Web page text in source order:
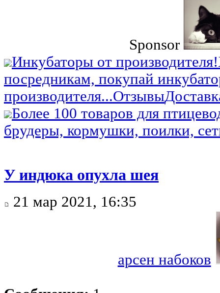
Sponsor
Инкубаторы от производителя!
посредникам, покупай
производителя...Отзывы
Более 100 товаров для
брудеры, кормушки, поилки,
У индюка опухла шея
21 мар 2021, 16:35
арсен набоков